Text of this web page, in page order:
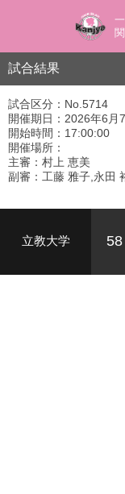
試合結果
試合区分：No.5714
開催期日：2026年6月
開始時間：17:00:00
開催場所：
主審：村上 恵美
副審：工藤 雅子,永田
立教大学 58